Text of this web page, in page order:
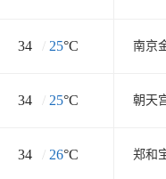
34 / 25°C 南京
34 / 25°C 朝天
34 / 26°C 郑和